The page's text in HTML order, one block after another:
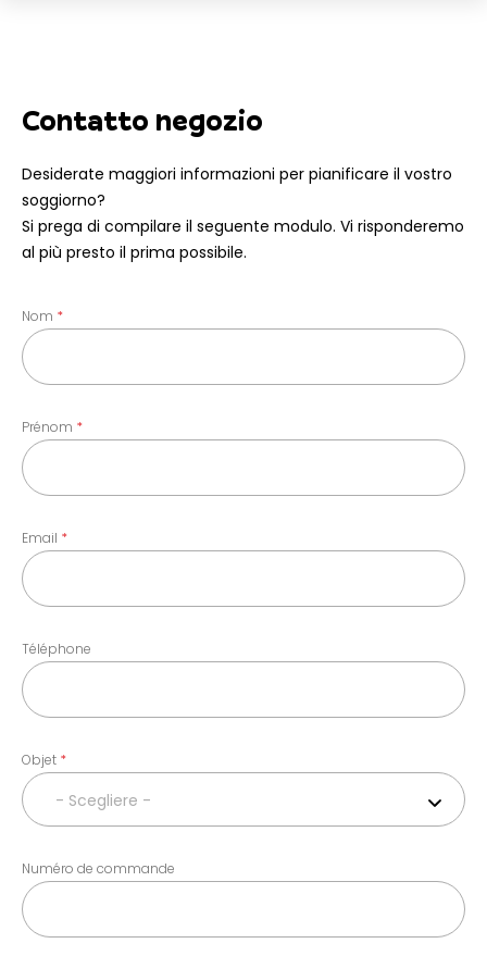
Contatto negozio
Desiderate maggiori informazioni per pianificare il vostro
soggiorno?
Si prega di compilare il seguente modulo. Vi risponderemo
al più presto il prima possibile.
Nom
Prénom
Email
Téléphone
Objet
- Scegliere -
Numéro de commande